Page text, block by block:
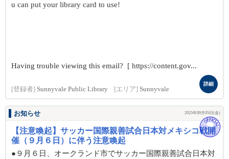
u can put your library card to use!
Having trouble viewing this email? [ https://content.gov...
[登録者] Sunnyvale Public Library [エリア] Sunnyvale
詳細
お知らせ 2025年09月05日(金)
【注意喚起】サッカー国際親善試合日本対メキシコ戦開
催（９月６日）に伴う注意喚起
●９月６日、オークランド市でサッカー国際親善試合日本対